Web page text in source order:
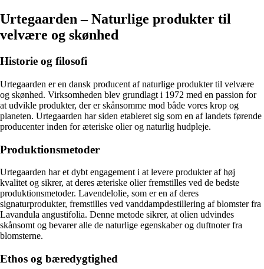
Urtegaarden – Naturlige produkter til
velvære og skønhed
Historie og filosofi
Urtegaarden er en dansk producent af naturlige produkter til velvære
og skønhed. Virksomheden blev grundlagt i 1972 med en passion for
at udvikle produkter, der er skånsomme mod både vores krop og
planeten. Urtegaarden har siden etableret sig som en af landets førende
producenter inden for æteriske olier og naturlig hudpleje.
Produktionsmetoder
Urtegaarden har et dybt engagement i at levere produkter af høj
kvalitet og sikrer, at deres æteriske olier fremstilles ved de bedste
produktionsmetoder. Lavendelolie, som er en af deres
signaturprodukter, fremstilles ved vanddampdestillering af blomster fra
Lavandula angustifolia. Denne metode sikrer, at olien udvindes
skånsomt og bevarer alle de naturlige egenskaber og duftnoter fra
blomsterne.
Ethos og bæredygtighed